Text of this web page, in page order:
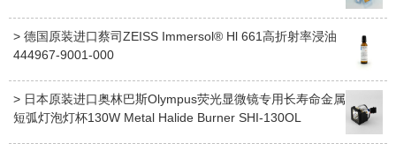
> 德国原装进口蔡司ZEISS Immersol® Hl 661高折射率浸油
444967-9001-000
> 日本原装进口奥林巴斯Olympus荧光显微镜专用长寿命金属
短弧灯泡灯杯130W Metal Halide Burner ​SHI-130OL